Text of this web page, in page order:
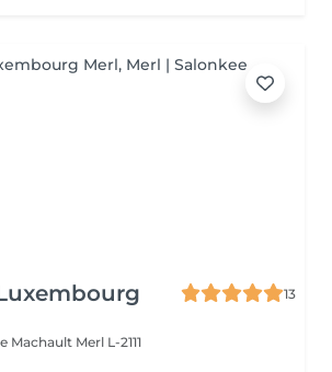
13
Machault Merl L-2111